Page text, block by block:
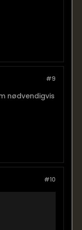
#9
nødvendigvis
#10